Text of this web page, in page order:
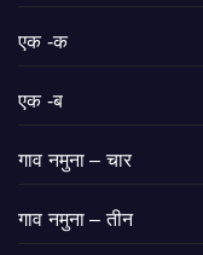
एक -क
एक -ब
गाव नमुना – चार
गाव नमुना – तीन